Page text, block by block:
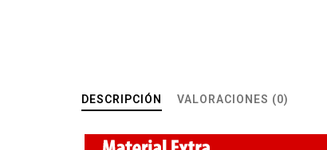
DESCRIPCIÓN VALORACIONES (0)